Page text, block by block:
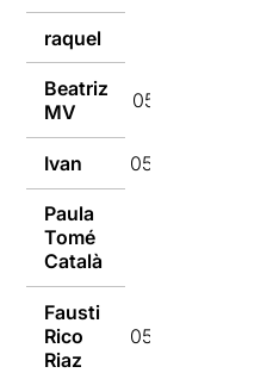
raquel
Beatriz
MV
05/02/2018
Ivan 05/02/2018
Paula
Tomé
Català
Fausti
Rico
Riaz
05/02/2018